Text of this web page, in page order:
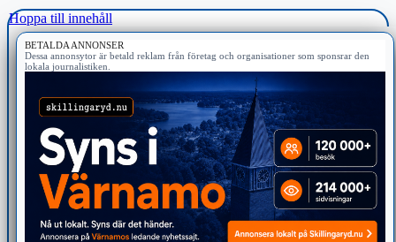
Hoppa till innehåll
BETALDA ANNONSER
Dessa annonsytor är betald reklam från företag och organisationer som sponsrar den
lokala journalistiken.